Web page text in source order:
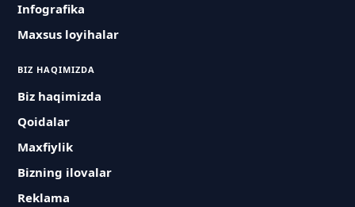
Infografika
Maxsus loyihalar
BIZ HAQIMIZDA
Biz haqimizda
Qoidalar
Maxfiylik
Bizning ilovalar
Reklama